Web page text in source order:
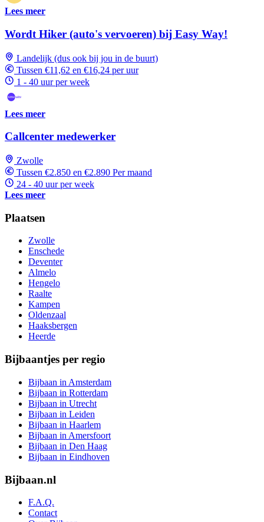
Lees meer
Wordt Hiker (auto's vervoeren) bij Easy Way!
Landelijk (dus ook bij jou in de buurt)
Tussen €11,62 en €16,24 per uur
1 - 40 uur per week
Lees meer
Callcenter medewerker
Zwolle
Tussen €2.850 en €2.890 Per maand
24 - 40 uur per week
Lees meer
Plaatsen
Zwolle
Enschede
Deventer
Almelo
Hengelo
Raalte
Kampen
Oldenzaal
Haaksbergen
Heerde
Bijbaantjes per regio
Bijbaan in Amsterdam
Bijbaan in Rotterdam
Bijbaan in Utrecht
Bijbaan in Leiden
Bijbaan in Haarlem
Bijbaan in Amersfoort
Bijbaan in Den Haag
Bijbaan in Eindhoven
Bijbaan.nl
F.A.Q.
Contact